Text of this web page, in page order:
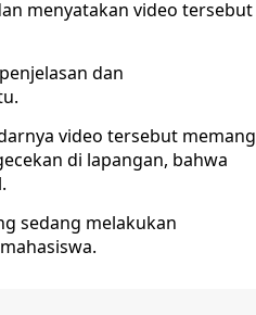
menyatakan video tersebut
dan
video tersebut memang
di lapangan, bahwa
sedang melakukan